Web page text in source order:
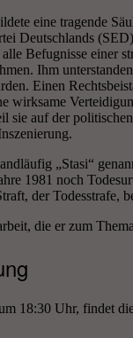
eine tragende
Deutschlands
Befugnisse einer
Ihm
Einen
wirksame
sie auf der
„Stasi“
1981 noch
der Todesstrafe,
die er zum
18:30 Uhr, findet